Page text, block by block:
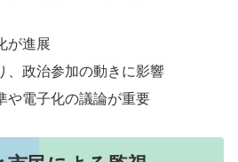
が進展
、政治参加の動きに影響
や電子化の議論が重要